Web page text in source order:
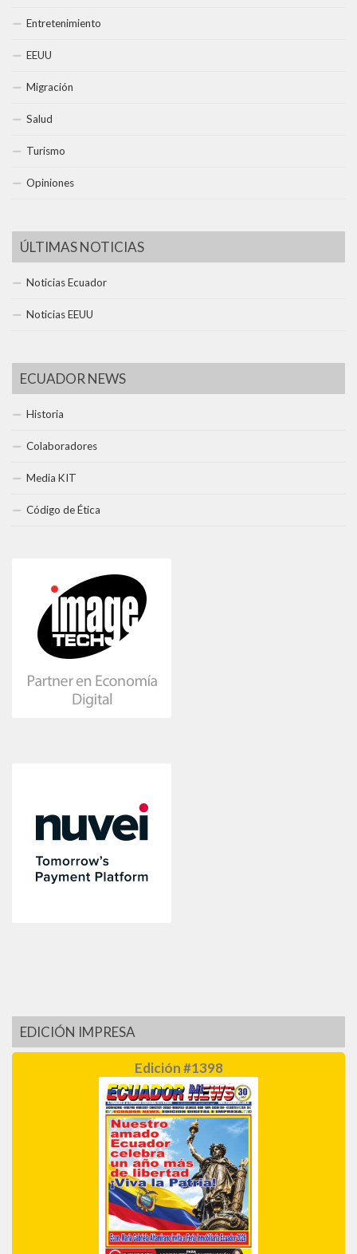
Entretenimiento
EEUU
Migración
Salud
Turismo
Opiniones
ÚLTIMAS NOTICIAS
Noticias Ecuador
Noticias EEUU
ECUADOR NEWS
Historia
Colaboradores
Media KIT
Código de Ética
EDICIÓN IMPRESA
Edición #1398